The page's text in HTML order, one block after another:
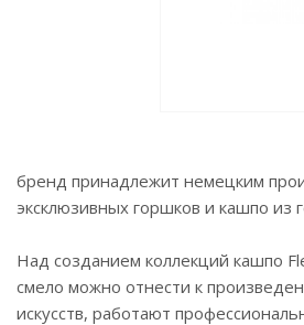
бренд принадлежит немецким
эксклюзивных горшков и кашпо из
Над созданием коллекций кашпо
смело можно отнести к
искусств, работают